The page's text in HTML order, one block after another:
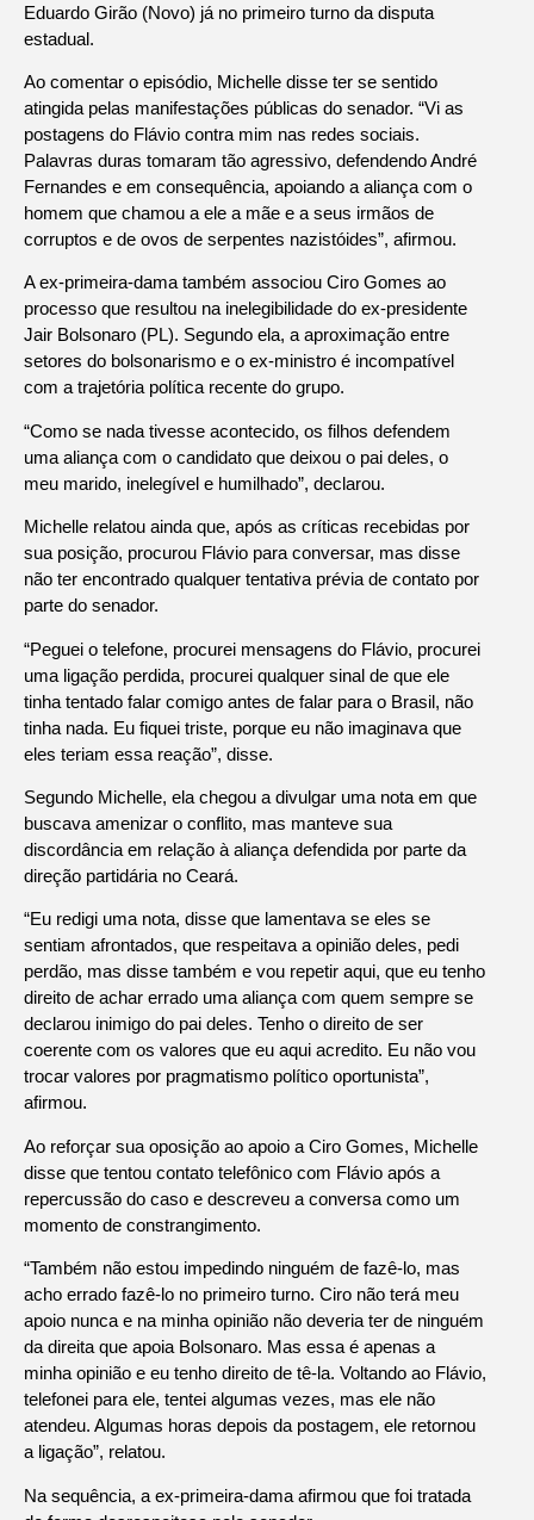
Eduardo Girão (Novo) já no primeiro turno da disputa
estadual.
Ao comentar o episódio, Michelle disse ter se sentido
atingida pelas manifestações públicas do senador. “Vi as
postagens do Flávio contra mim nas redes sociais.
Palavras duras tomaram tão agressivo, defendendo André
Fernandes e em consequência, apoiando a aliança com o
homem que chamou a ele a mãe e a seus irmãos de
corruptos e de ovos de serpentes nazistóides”, afirmou.
A ex-primeira-dama também associou Ciro Gomes ao
processo que resultou na inelegibilidade do ex-presidente
Jair Bolsonaro (PL). Segundo ela, a aproximação entre
setores do bolsonarismo e o ex-ministro é incompatível
com a trajetória política recente do grupo.
“Como se nada tivesse acontecido, os filhos defendem
uma aliança com o candidato que deixou o pai deles, o
meu marido, inelegível e humilhado”, declarou.
Michelle relatou ainda que, após as críticas recebidas por
sua posição, procurou Flávio para conversar, mas disse
não ter encontrado qualquer tentativa prévia de contato por
parte do senador.
“Peguei o telefone, procurei mensagens do Flávio, procurei
uma ligação perdida, procurei qualquer sinal de que ele
tinha tentado falar comigo antes de falar para o Brasil, não
tinha nada. Eu fiquei triste, porque eu não imaginava que
eles teriam essa reação”, disse.
Segundo Michelle, ela chegou a divulgar uma nota em que
buscava amenizar o conflito, mas manteve sua
discordância em relação à aliança defendida por parte da
direção partidária no Ceará.
“Eu redigi uma nota, disse que lamentava se eles se
sentiam afrontados, que respeitava a opinião deles, pedi
perdão, mas disse também e vou repetir aqui, que eu tenho
direito de achar errado uma aliança com quem sempre se
declarou inimigo do pai deles. Tenho o direito de ser
coerente com os valores que eu aqui acredito. Eu não vou
trocar valores por pragmatismo político oportunista”,
afirmou.
Ao reforçar sua oposição ao apoio a Ciro Gomes, Michelle
disse que tentou contato telefônico com Flávio após a
repercussão do caso e descreveu a conversa como um
momento de constrangimento.
“Também não estou impedindo ninguém de fazê-lo, mas
acho errado fazê-lo no primeiro turno. Ciro não terá meu
apoio nunca e na minha opinião não deveria ter de ninguém
da direita que apoia Bolsonaro. Mas essa é apenas a
minha opinião e eu tenho direito de tê-la. Voltando ao Flávio,
telefonei para ele, tentei algumas vezes, mas ele não
atendeu. Algumas horas depois da postagem, ele retornou
a ligação”, relatou.
Na sequência, a ex-primeira-dama afirmou que foi tratada